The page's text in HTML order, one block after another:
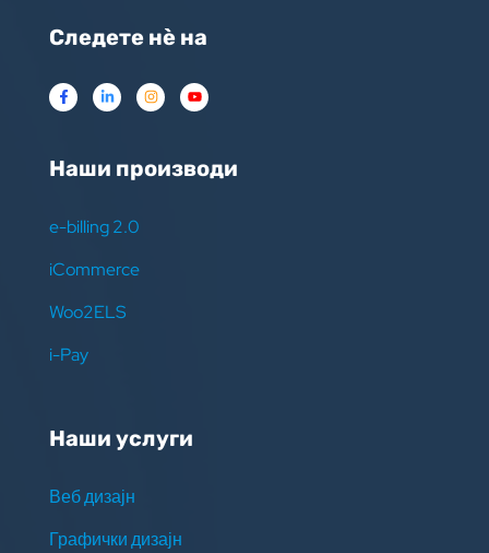
Следете нѐ на
Наши производи
e-billing 2.0
iCommerce
Woo2ELS
i-Pay
Наши услуги
Веб дизајн
Графички дизајн